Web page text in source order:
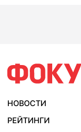
НОВОСТИ
РЕЙТИНГИ